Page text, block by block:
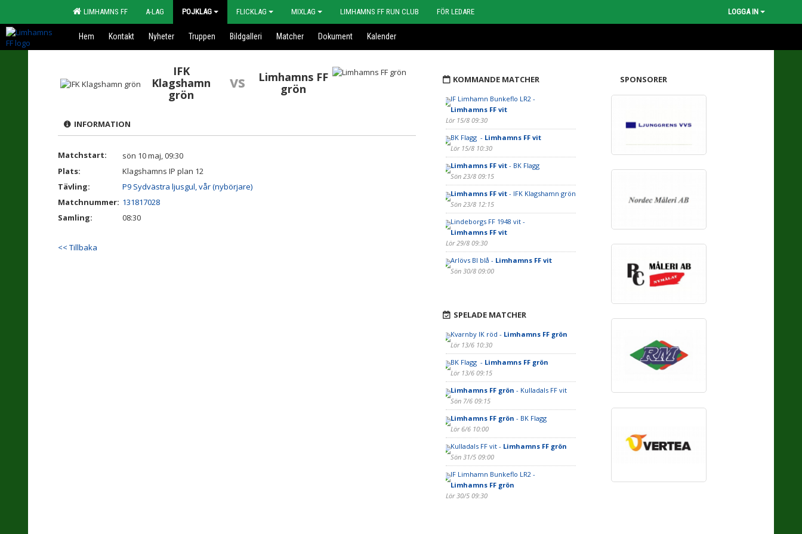
LIMHAMNS FF A-LAG POJKLAG FLICKLAG MIXLAG LIMHAMNS FF RUN CLUB FÖR LEDARE LOGGA IN
Hem Kontakt Nyheter Truppen Bildgalleri Matcher Dokument Kalender
IFK
Klagshamn
grön
vs
Limhamns FF
grön
INFORMATION
Matchstart:
sön 10 maj, 09:30
Plats:
Klagshamns IP plan 12
Tävling:
P9 Sydvästra ljusgul, vår (nybörjare)
Matchnummer: 131817028
Samling:
08:30
<< Tillbaka
KOMMANDE MATCHER
IF Limhamn Bunkeflo LR2 -
Limhamns FF vit
Lör 15/8 09:30
BK Flagg - Limhamns FF vit
Lör 15/8 10:30
Limhamns FF vit- BK Flagg
Sön 23/8 09:15
Limhamns FF vit- IFK Klagshamn grön
Sön 23/8 12:15
Lindeborgs FF 1948 vit -
Limhamns FF vit
Lör 29/8 09:30
Arlövs BI blå - Limhamns FF vit
Sön 30/8 09:00
SPELADE MATCHER
Kvarnby IK röd - Limhamns FF grön
Lör 13/6 10:30
BK Flagg - Limhamns FF grön
Lör 13/6 09:15
Limhamns FF grön - Kulladals FF vit
Sön 7/6 09:15
Limhamns FF grön - BK Flagg
Lör 6/6 10:00
Kulladals FF vit - Limhamns FF grön
Sön 31/5 09:00
IF Limhamn Bunkeflo LR2 -
Limhamns FF grön
Lör 30/5 09:30
SPONSORER